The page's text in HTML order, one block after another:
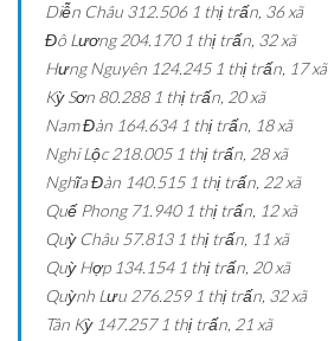
Diễn Châu 312.506 1 thị trấn, 36 xã
Đô Lương 204.170 1 thị trấn, 32 xã
Hưng Nguyên 124.245 1 thị trấn, 17 xã
Kỳ Sơn 80.288 1 thị trấn, 20 xã
Nam Đàn 164.634 1 thị trấn, 18 xã
Nghi Lộc 218.005 1 thị trấn, 28 xã
Nghĩa Đàn 140.515 1 thị trấn, 22 xã
Quế Phong 71.940 1 thị trấn, 12 xã
Quỳ Châu 57.813 1 thị trấn, 11 xã
Quỳ Hợp 134.154 1 thị trấn, 20 xã
Quỳnh Lưu 276.259 1 thị trấn, 32 xã
Tân Kỳ 147.257 1 thị trấn, 21 xã